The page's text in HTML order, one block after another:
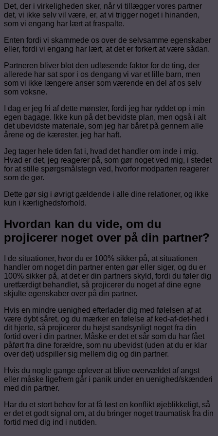
Det, der i virkeligheden sker, når vi tillægger vores partner
det, vi ikke selv vil være, er, at vi trigger noget i hinanden,
som vi engang har lært at fraspalte.
Enten fordi vi skammede os over de selvsamme egenskaber
eller, fordi vi engang har lært, at det er forkert at være sådan.
Partneren bliver blot den udløsende faktor for de ting, der
allerede har sat spor i os dengang vi var et lille barn, men
som vi ikke længere anser som værende en del af os selv
som voksne.
I dag er jeg fri af dette mønster, fordi jeg har ryddet op i min
egen bagage. Ikke kun på det bevidste plan, men også i alt
det ubevidste materiale, som jeg har båret på gennem alle
årene og de kærester, jeg har haft.
Jeg tager hele tiden fat i, hvad det handler om inde i mig.
Hvad er det, jeg reagerer på, som gør noget ved mig, i stedet
for at stille spørgsmålstegn ved, hvorfor modparten reagerer
som de gør.
Dette gør sig i øvrigt gældende i alle dine relationer, og ikke
kun i kærlighedsforhold.
Hvordan kan du vide, om du
projicerer noget over på din partner?
I de situationer, hvor du er 100% sikker på, at situationen
handler om noget din partner enten gør eller siger, og du er
100% sikker på, at det er din partners skyld, fordi du føler dig
uretfærdigt behandlet, så projicerer du noget af dine egne
skjulte egenskaber over på din partner.
Hvis en mindre uenighed efterlader dig med følelsen af at
være dybt såret, og du mærker en følelse af ked-af-det-hed i
dit hjerte, så projicerer du højst sandsynligt noget fra din
fortid over i din partner. Måske er det et sår som du har fået
påført fra dine forældre, som nu ubevidst (uden at du er klar
over det) udspiller sig mellem dig og din partner.
Hvis du nogle gange oplever at blive overvældet af angst
eller måske ligefrem går i panik under en uenighed/skænderi
med din partner.
Har du et stort behov for at få løst en konflikt øjeblikkeligt, så
er det et godt signal om, at du bringer noget traumatisk fra din
fortid med dig ind i nutiden.